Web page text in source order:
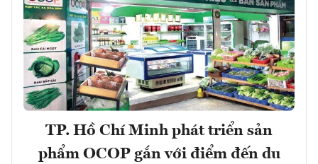
TP. Hồ Chí Minh phát triển sản
phẩm OCOP gắn với điểm đến du